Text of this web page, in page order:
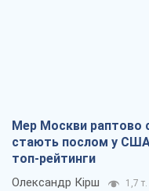
Мер Москви раптово
стають послом у США
топ-рейтинги
Олександр Кірш 1,7 т.